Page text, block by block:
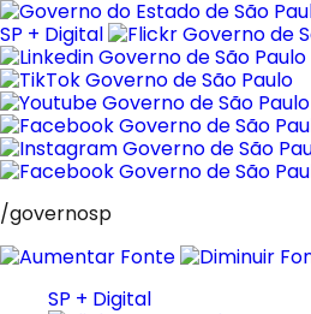
Pular
para
o
conteúdo
SP + Digital
/governosp
SP + Digital